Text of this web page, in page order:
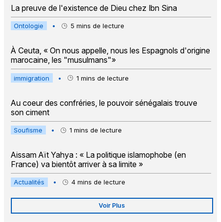
La preuve de l'existence de Dieu chez Ibn Sina
Ontologie • 5 mins de lecture
À Ceuta, « On nous appelle, nous les Espagnols d'origine
marocaine, les "musulmans"»
immigration • 1 mins de lecture
Au coeur des confréries, le pouvoir sénégalais trouve
son ciment
Soufisme • 1 mins de lecture
Aissam Aït Yahya : « La politique islamophobe (en
France) va bientôt arriver à sa limite »
Actualités • 4 mins de lecture
Voir Plus